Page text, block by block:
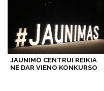
JAUNIMO CENTRUI REIKIA
NE DAR VIENO KONKURSO